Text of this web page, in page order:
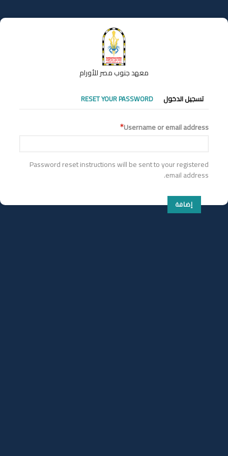
إلى
المحتوى
معهد جنوب مصر للأورام
التبويبات
الأساسية
تسجيل الدخول RESET YOUR PASSWORD
Username or email address
Password reset instructions will be sent to your registered
email address.